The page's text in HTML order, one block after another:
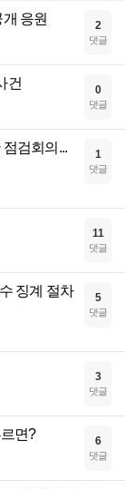
응원 2
댓글
건 0
댓글
검회의...
1
댓글
11
댓글
징계 절차
5
댓글
3
댓글
면? 6
댓글